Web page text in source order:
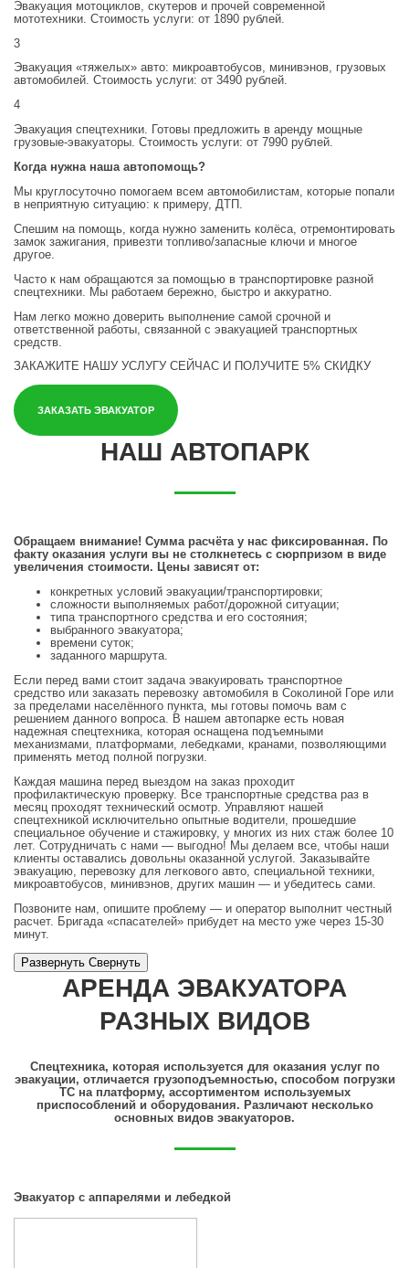
Эвакуация мотоциклов, скутеров и прочей современной
мототехники. Стоимость услуги: от 1890 рублей.
3
Эвакуация «тяжелых» авто: микроавтобусов, минивэнов, грузовых
автомобилей. Стоимость услуги: от 3490 рублей.
4
Эвакуация спецтехники. Готовы предложить в аренду мощные
грузовые-эвакуаторы. Стоимость услуги: от 7990 рублей.
Когда нужна наша автопомощь?
Мы круглосуточно помогаем всем автомобилистам, которые попали
в неприятную ситуацию: к примеру, ДТП.
Спешим на помощь, когда нужно заменить колёса, отремонтировать
замок зажигания, привезти топливо/запасные ключи и многое
другое.
Часто к нам обращаются за помощью в транспортировке разной
спецтехники. Мы работаем бережно, быстро и аккуратно.
Нам легко можно доверить выполнение самой срочной и
ответственной работы, связанной с эвакуацией транспортных
средств.
ЗАКАЖИТЕ НАШУ УСЛУГУ СЕЙЧАС И ПОЛУЧИТЕ 5% СКИДКУ
ЗАКАЗАТЬ ЭВАКУАТОР
НАШ АВТОПАРК
Обращаем внимание! Сумма расчёта у нас фиксированная. По
факту оказания услуги вы не столкнетесь с сюрпризом в виде
увеличения стоимости. Цены зависят от:
конкретных условий эвакуации/транспортировки;
сложности выполняемых работ/дорожной ситуации;
типа транспортного средства и его состояния;
выбранного эвакуатора;
времени суток;
заданного маршрута.
Если перед вами стоит задача эвакуировать транспортное
средство или заказать перевозку автомобиля в Соколиной Горе или
за пределами населённого пункта, мы готовы помочь вам с
решением данного вопроса. В нашем автопарке есть новая
надежная спецтехника, которая оснащена подъемными
механизмами, платформами, лебедками, кранами, позволяющими
применять метод полной погрузки.
Каждая машина перед выездом на заказ проходит
профилактическую проверку. Все транспортные средства раз в
месяц проходят технический осмотр. Управляют нашей
спецтехникой исключительно опытные водители, прошедшие
специальное обучение и стажировку, у многих из них стаж более 10
лет. Сотрудничать с нами — выгодно! Мы делаем все, чтобы наши
клиенты оставались довольны оказанной услугой. Заказывайте
эвакуацию, перевозку для легкового авто, специальной техники,
микроавтобусов, минивэнов, других машин — и убедитесь сами.
Позвоните нам, опишите проблему — и оператор выполнит честный
расчет. Бригада «спасателей» прибудет на место уже через 15-30
минут.
Развернуть Cвернуть
АРЕНДА ЭВАКУАТОРА
РАЗНЫХ ВИДОВ
Спецтехника, которая используется для оказания услуг по
эвакуации, отличается грузоподъемностью, способом погрузки
ТС на платформу, ассортиментом используемых
приспособлений и оборудования. Различают несколько
основных видов эвакуаторов.
Эвакуатор с аппарелями и лебедкой